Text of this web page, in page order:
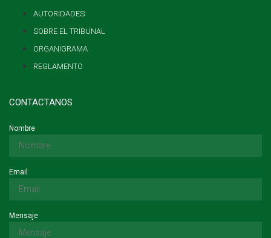
AUTORIDADES
SOBRE EL TRIBUNAL
ORGANIGRAMA
REGLAMENTO
CONTACTANOS
Nombre
Email
Mensaje